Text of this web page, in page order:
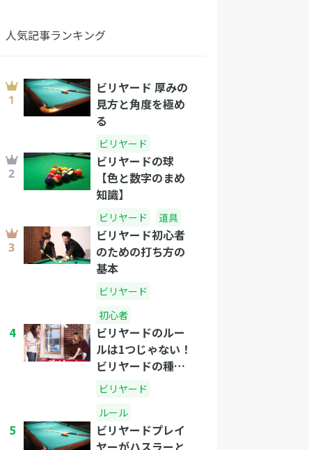
人気記事ランキング
ビリヤード 厚みの
見方と角度を極め
る
ビリヤード
ビリヤードの球
【色と数字のまめ
知識】
ビリヤード 道具
ビリヤード初心者
のための打ち方の
基本
ビリヤード
初心者
4
ビリヤードのルー
ルは1つじゃない！
ビリヤードの種類
とルールの紹介
ビリヤード
ルール
5
ビリヤードプレイ
ヤーがハスラーと